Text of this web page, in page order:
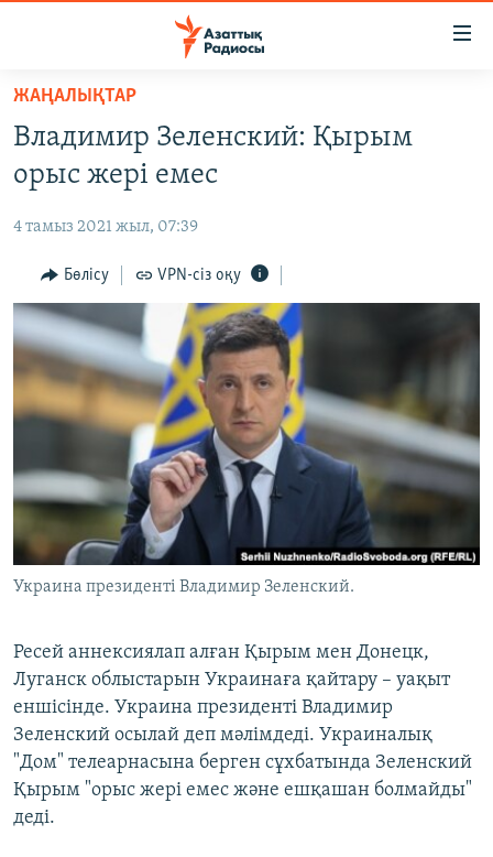
Skip
main
content
Skip
to
Navigation
Skip
to
Search
САЯСАТ
AZATTYQTV
ҚАҢТАР ОҚИҒАСЫ
АДАМ ҚҰҚЫҚТАРЫ
ӘЛЕУМЕТ
ӘЛЕМ
АРНАЙЫ ЖОБАЛАР
ЖАЗЫЛЫҢЫЗ
ЖАҢАЛЫҚТАР
Владимир Зеленский: Қырым
орыс жері емес
4 тамыз 2021 жыл, 07:39
Бөлісу VPN-сіз оқу
Украина президенті Владимир Зеленский.
Ресей аннексиялап алған Қырым мен Донецк,
Луганск облыстарын Украинаға қайтару – уақыт
еншісінде. Украина президенті Владимир
Зеленский осылай деп мәлімдеді. Украиналық
"Дом" телеарнасына берген сұхбатында Зеленский
Қырым "орыс жері емес және ешқашан болмайды"
деді.